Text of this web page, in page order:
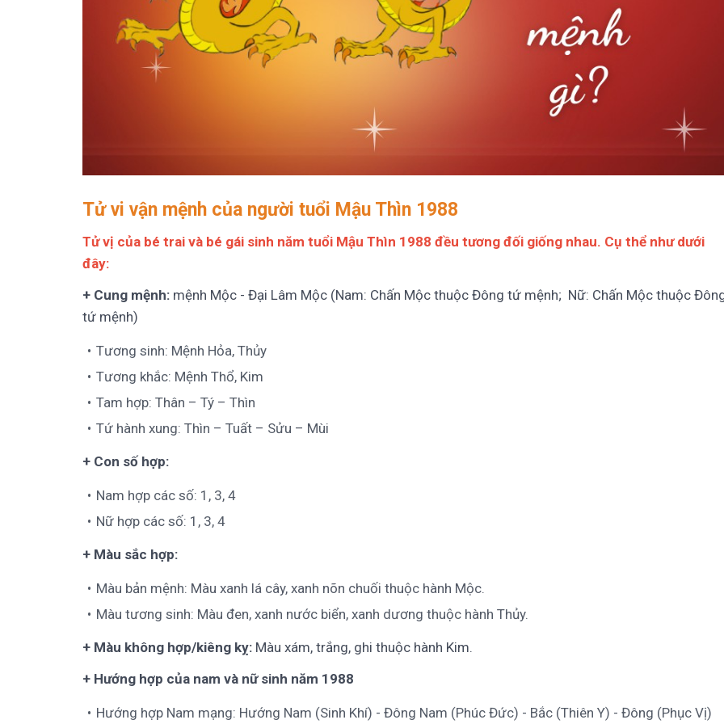
Tử vi vận mệnh của người tuổi Mậu Thìn 1988
Tử vị của bé trai và bé gái sinh năm tuổi Mậu Thìn 1988 đều tương đối giống nhau. Cụ thể như dưới
đây:
+ Cung mệnh: mệnh Mộc - Đại Lâm Mộc (Nam: Chấn Mộc thuộc Đông tứ mệnh; Nữ: Chấn Mộc thuộc
tứ mệnh)
Tương sinh: Mệnh Hỏa, Thủy
Tương khắc: Mệnh Thổ, Kim
Tam hợp: Thân – Tý – Thìn
Tứ hành xung: Thìn – Tuất – Sửu – Mùi
+ Con số hợp:
Nam hợp các số: 1, 3, 4
Nữ hợp các số: 1, 3, 4
+ Màu sắc hợp:
Màu bản mệnh: Màu xanh lá cây, xanh nõn chuối thuộc hành Mộc.
Màu tương sinh: Màu đen, xanh nước biển, xanh dương thuộc hành Thủy.
+ Màu không hợp/kiêng kỵ: Màu xám, trắng, ghi thuộc hành Kim.
+ Hướng hợp của nam và nữ sinh năm 1988
Hướng hợp Nam mạng: Hướng Nam (Sinh Khí) - Đông Nam (Phúc Đức) - Bắc (Thiên Y) - Đông (Phục Vị)